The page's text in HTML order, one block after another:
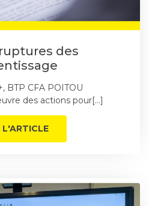
des
BTP CFA POITOU
des actions pour[…]
L'ARTICLE